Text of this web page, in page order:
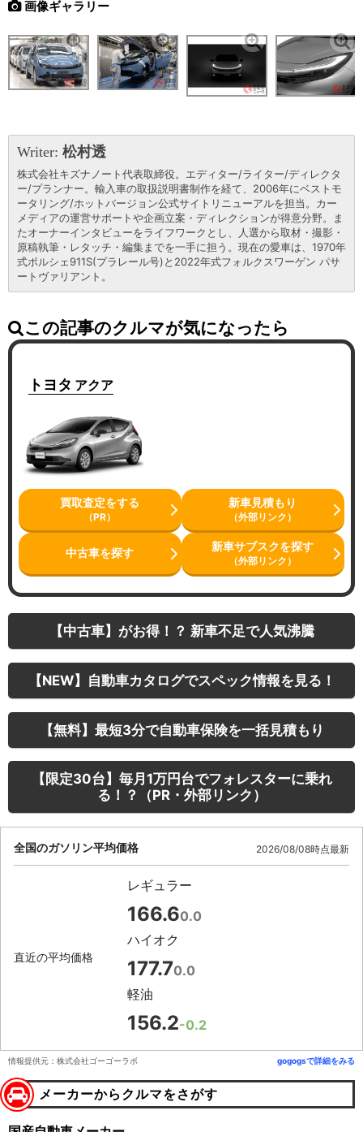
画像ギャラリー
Writer: 松村透
株式会社キズナノート代表取締役。エディター/ライター/ディレクタ
ー/プランナー。輸入車の取扱説明書制作を経て、2006年にベストモ
ータリング/ホットバージョン公式サイトリニューアルを担当。カー
メディアの運営サポートや企画立案・ディレクションが得意分野。ま
たオーナーインタビューをライフワークとし、人選から取材・撮影・
原稿執筆・レタッチ・編集までを一手に担う。現在の愛車は、1970年
式ポルシェ911S(プラレール号)と2022年式フォルクスワーゲン パサ
ートヴァリアント。
この記事のクルマが気になったら
トヨタ アクア
買取査定をする
（PR）
新車見積もり
（外部リンク）
中古車を探す 新車サブスクを探す
（外部リンク）
【中古車】がお得！？ 新車不足で人気沸騰
【NEW】自動車カタログでスペック情報を見る！
【無料】最短3分で自動車保険を一括見積もり
【限定30台】毎月1万円台でフォレスターに乗れ
る！？（PR・外部リンク）
全国のガソリン平均価格 2026/08/08時点最新
直近の平均価格
レギュラー
166.60.0
ハイオク
177.70.0
軽油
156.2-0.2
情報提供元：株式会社ゴーゴーラボ gogogsで詳細をみる
メーカーからクルマをさがす